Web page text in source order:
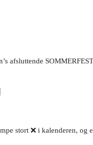
afsluttende
stort ❌ i kalenderen, og